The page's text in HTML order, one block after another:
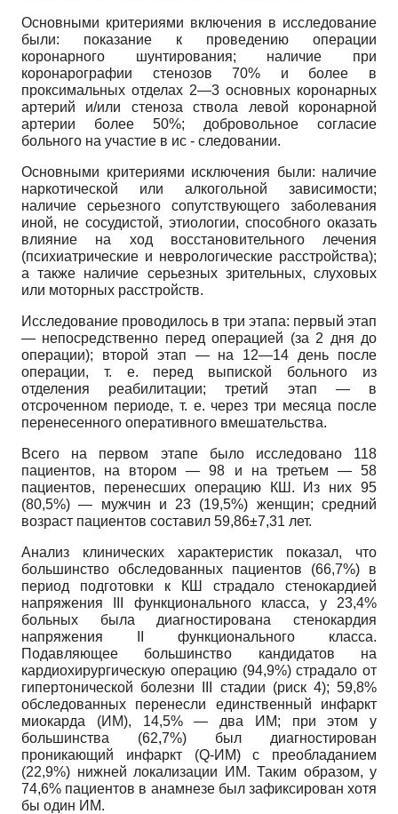
Основными критериями включения в исследование
были: показание к проведению операции
коронарного шунтирования; наличие при
коронарографии стенозов 70% и более в
проксимальных отделах 2—3 основных коронарных
артерий и/или стеноза ствола левой коронарной
артерии более 50%; добровольное согласие
больного на участие в ис - следовании.
Основными критериями исключения были: наличие
наркотической или алкогольной зависимости;
наличие серьезного сопутствующего заболевания
иной, не сосудистой, этиологии, способного оказать
влияние на ход восстановительного лечения
(психиатрические и неврологические расстройства);
а также наличие серьезных зрительных, слуховых
или моторных расстройств.
Исследование проводилось в три этапа: первый этап
— непосредственно перед операцией (за 2 дня до
операции); второй этап — на 12—14 день после
операции, т. е. перед выпиской больного из
отделения реабилитации; третий этап — в
отсроченном периоде, т. е. через три месяца после
перенесенного оперативного вмешательства.
Всего на первом этапе было исследовано 118
пациентов, на втором — 98 и на третьем — 58
пациентов, перенесших операцию КШ. Из них 95
(80,5%) — мужчин и 23 (19,5%) женщин; средний
возраст пациентов составил 59,86±7,31 лет.
Анализ клинических характеристик показал, что
большинство обследованных пациентов (66,7%) в
период подготовки к КШ страдало стенокардией
напряжения III функционального класса, у 23,4%
больных была диагностирована стенокардия
напряжения II функционального класса.
Подавляющее большинство кандидатов на
кардиохирургиче­скую операцию (94,9%) страдало от
гипертонической болезни III стадии (риск 4); 59,8%
обследованных перенесли единственный инфаркт
миокарда (ИМ), 14,5% — два ИМ; при этом у
большинства (62,7%) был диагностирован
проникающий инфаркт (Q-ИМ) с преобладанием
(22,9%) нижней локализации ИМ. Таким образом, у
74,6% пациентов в анамнезе был зафиксирован хотя
бы один ИМ.